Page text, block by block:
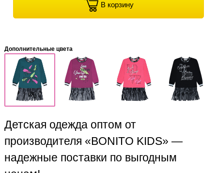
В корзину
Дополнительные цвета
Детская одежда оптом от
производителя «BONITO KIDS» —
надежные поставки по выгодным